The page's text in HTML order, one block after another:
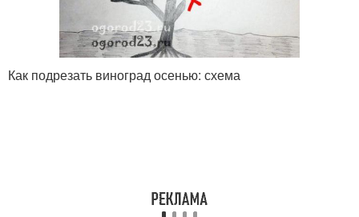
Как подрезать виноград осенью: схема